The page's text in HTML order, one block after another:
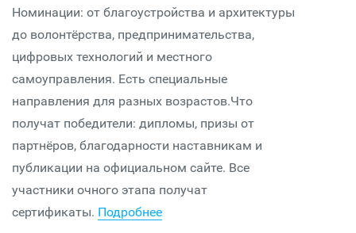
Номинации: от благоустройства и архитектуры
до волонтёрства, предпринимательства,
цифровых технологий и местного
самоуправления. Есть специальные
направления для разных возрастов.Что
получат победители: дипломы, призы от
партнёров, благодарности наставникам и
публикации на официальном сайте. Все
участники очного этапа получат
сертификаты. Подробнее